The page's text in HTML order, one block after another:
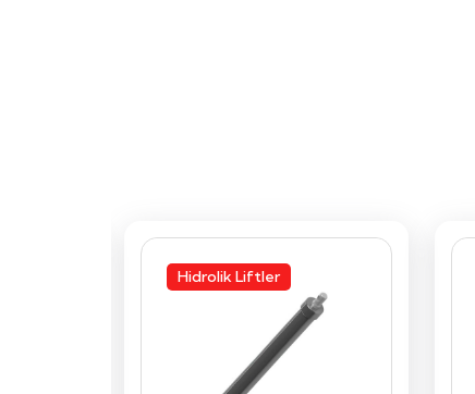
Hidrolik Liftler